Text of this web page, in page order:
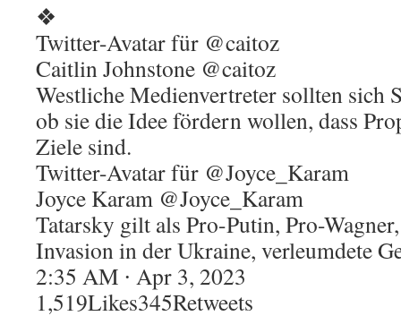
❖
Twitter-Avatar für @caitoz
Caitlin Johnstone @caitoz
Westliche Medienvertreter sollten sich
ob sie die Idee fördern wollen, dass
Ziele sind.
Twitter-Avatar für @Joyce_Karam
Joyce Karam @Joyce_Karam
Tatarsky gilt als Pro-Putin, Pro-
Invasion in der Ukraine, verleumdete
2:35 AM ∙ Apr 3, 2023
1,519Likes345Retweets